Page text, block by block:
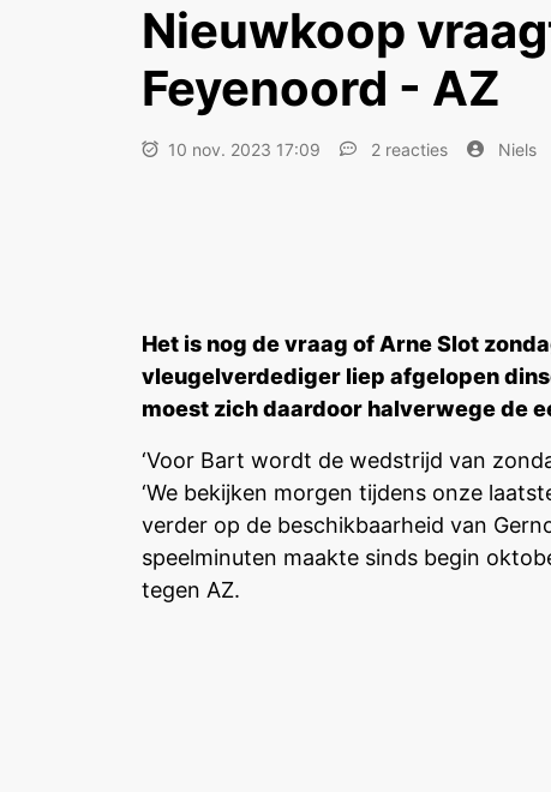
Nieuwkoop
Feyenoord - AZ
10 nov. 2023 17:09 2 reacties Niels
Het is nog de vraag of Arne Slot
vleugelverdediger liep afgelopen
moest zich daardoor halverwege de
‘Voor Bart wordt de wedstrijd van
‘We bekijken morgen tijdens onze
verder op de beschikbaarheid van
speelminuten maakte sinds begin
tegen AZ.